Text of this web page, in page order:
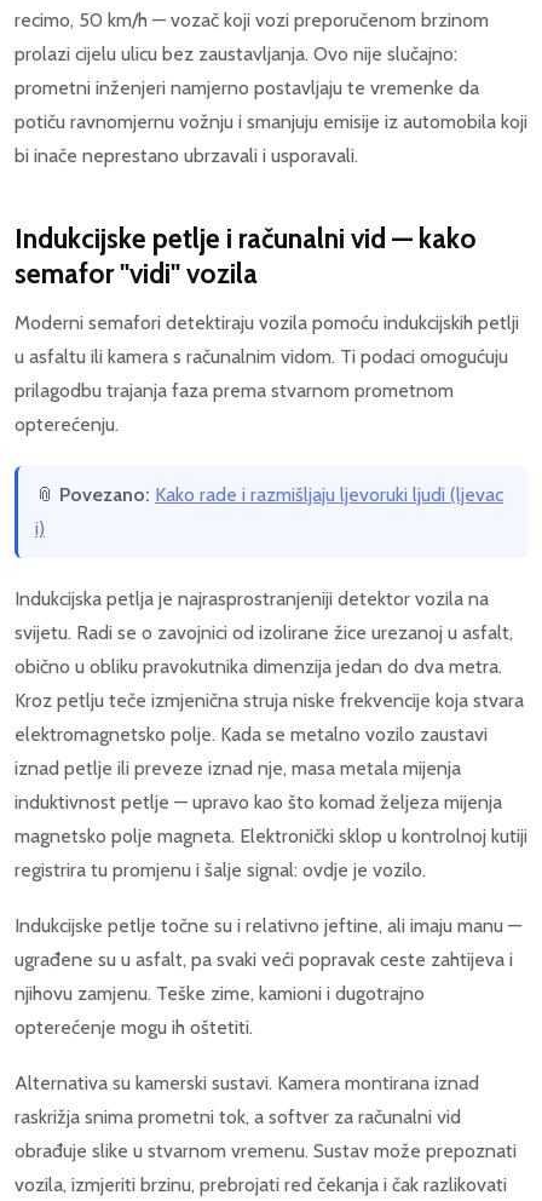
recimo, 50 km/h — vozač koji vozi preporučenom brzinom
prolazi cijelu ulicu bez zaustavljanja. Ovo nije slučajno:
prometni inženjeri namjerno postavljaju te vremenke da
potiču ravnomjernu vožnju i smanjuju emisije iz automobila koji
bi inače neprestano ubrzavali i usporavali.
Indukcijske petlje i računalni vid — kako
semafor "vidi" vozila
Moderni semafori detektiraju vozila pomoću indukcijskih petlji
u asfaltu ili kamera s računalnim vidom. Ti podaci omogućuju
prilagodbu trajanja faza prema stvarnom prometnom
opterećenju.
📎 Povezano: Kako rade i razmišljaju ljevoruki ljudi (ljevac
i)
Indukcijska petlja je najrasprostranjeniji detektor vozila na
svijetu. Radi se o zavojnici od izolirane žice urezanoj u asfalt,
obično u obliku pravokutnika dimenzija jedan do dva metra.
Kroz petlju teče izmjenična struja niske frekvencije koja stvara
elektromagnetsko polje. Kada se metalno vozilo zaustavi
iznad petlje ili preveze iznad nje, masa metala mijenja
induktivnost petlje — upravo kao što komad željeza mijenja
magnetsko polje magneta. Elektronički sklop u kontrolnoj kutiji
registrira tu promjenu i šalje signal: ovdje je vozilo.
Indukcijske petlje točne su i relativno jeftine, ali imaju manu —
ugrađene su u asfalt, pa svaki veći popravak ceste zahtijeva i
njihovu zamjenu. Teške zime, kamioni i dugotrajno
opterećenje mogu ih oštetiti.
Alternativa su kamerski sustavi. Kamera montirana iznad
raskrižja snima prometni tok, a softver za računalni vid
obrađuje slike u stvarnom vremenu. Sustav može prepoznati
vozila, izmjeriti brzinu, prebrojati red čekanja i čak razlikovati